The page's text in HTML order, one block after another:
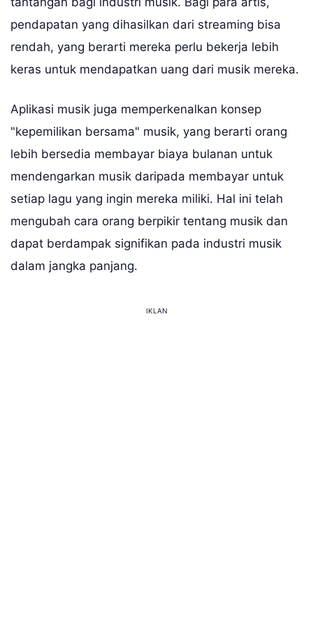
pendapatan yang dihasilkan dari streaming bisa
rendah, yang berarti mereka perlu bekerja lebih
keras untuk mendapatkan uang dari musik mereka.
Aplikasi musik juga memperkenalkan konsep
"kepemilikan bersama" musik, yang berarti orang
lebih bersedia membayar biaya bulanan untuk
mendengarkan musik daripada membayar untuk
setiap lagu yang ingin mereka miliki. Hal ini telah
mengubah cara orang berpikir tentang musik dan
dapat berdampak signifikan pada industri musik
dalam jangka panjang.
IKLAN